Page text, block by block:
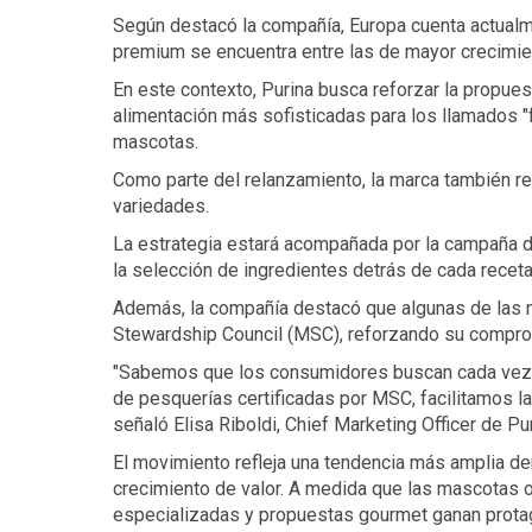
Según destacó la compañía, Europa cuenta
premium se encuentra entre las de mayor
En este contexto, Purina busca reforzar la
alimentación más sofisticadas para los llamados
mascotas.
Como parte del relanzamiento, la marca también
variedades.
La estrategia estará acompañada por la campaña
la selección de ingredientes detrás de cada
Además, la compañía destacó que algunas de
Stewardship Council (MSC), reforzando su
"Sabemos que los consumidores buscan cada
de pesquerías certificadas por MSC, facilitamos
señaló Elisa Riboldi, Chief Marketing Officer de
El movimiento refleja una tendencia más amplia
crecimiento de valor. A medida que las
especializadas y propuestas gourmet ganan